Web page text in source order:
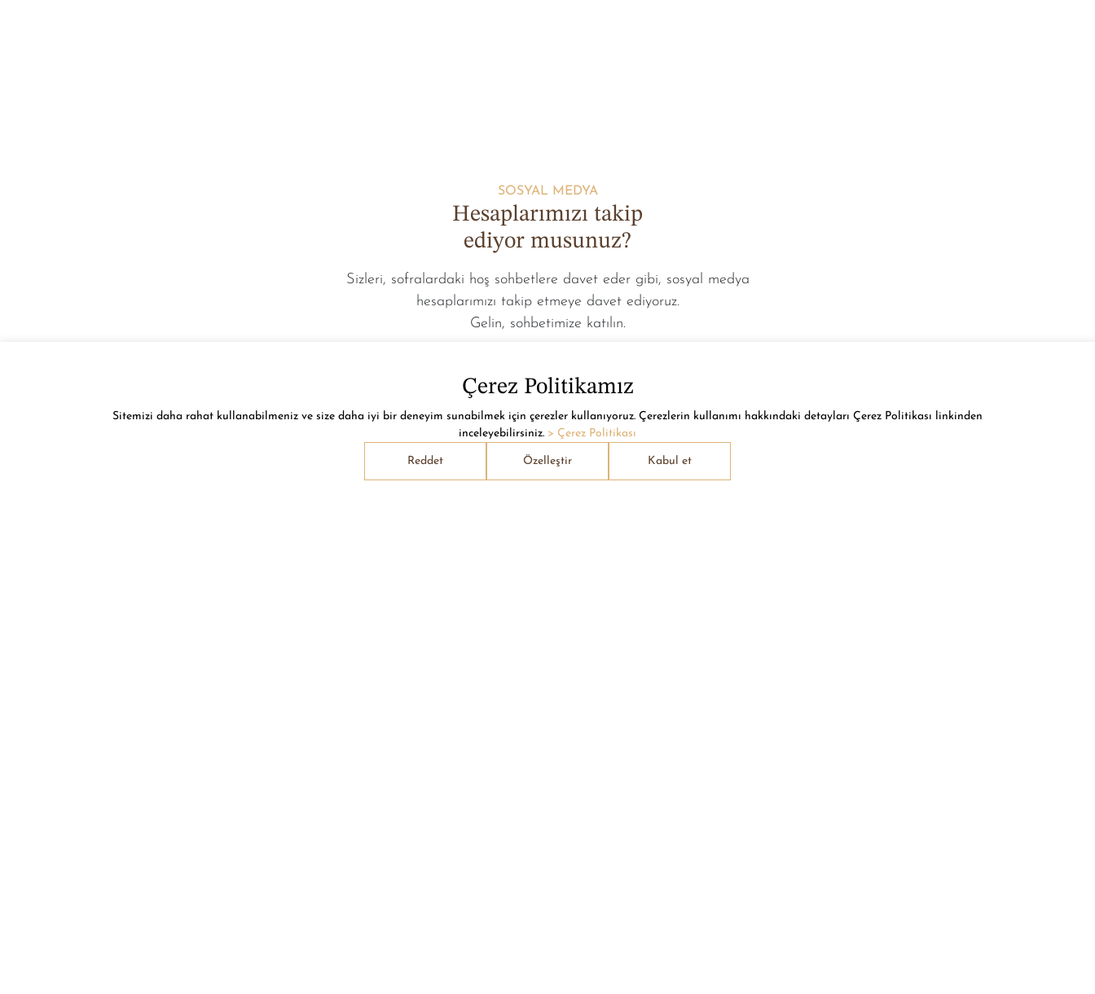
SOSYAL MEDYA
Hesaplarımızı takip
ediyor musunuz?
Sizleri, sofralardaki hoş sohbetlere davet eder gibi, sosyal medya
hesaplarımızı takip etmeye davet ediyoruz.
Gelin, sohbetimize katılın.
Çerez Politikamız
Sitemizi daha rahat kullanabilmeniz ve size daha iyi bir deneyim sunabilmek için çerezler kullanıyoruz. Çerezlerin kullanımı hakkındaki detayları Çerez Politikası linkinden
inceleyebilirsiniz. > Çerez Politikası
Reddet Özelleştir Kabul et